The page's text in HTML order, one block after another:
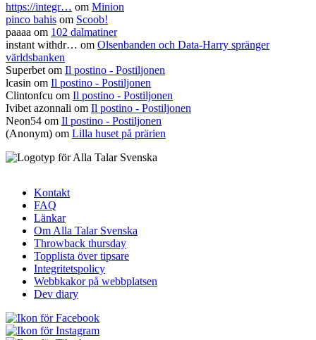
https://integr… om Minion
pinco bahis om Scoob!
paaaa om 102 dalmatiner
instant withdr… om Olsenbanden och Data-Harry spränger
världsbanken
Superbet om Il postino - Postiljonen
lcasin om Il postino - Postiljonen
Clintonfcu om Il postino - Postiljonen
Ivibet azonnali om Il postino - Postiljonen
Neon54 om Il postino - Postiljonen
(Anonym) om Lilla huset på prärien
Sidfotsmeny
Kontakt
FAQ
Länkar
Om Alla Talar Svenska
Throwback thursday
Topplista över tipsare
Integritetspolicy
Webbkakor på webbplatsen
Dev diary